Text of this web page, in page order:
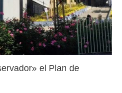
el Plan de